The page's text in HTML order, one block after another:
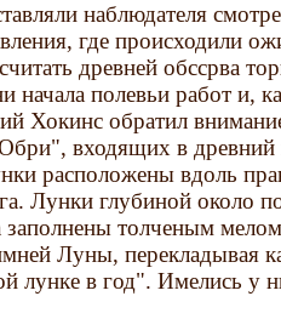
наблюдателя
где происходили
древней обссрва
начала полевьи работ
Хокинс обратил
входящих в древний
расположены вдоль
Лунки глубиной около
заполнены толченым
Луны, перекладывая
лунке в год". Имелись у